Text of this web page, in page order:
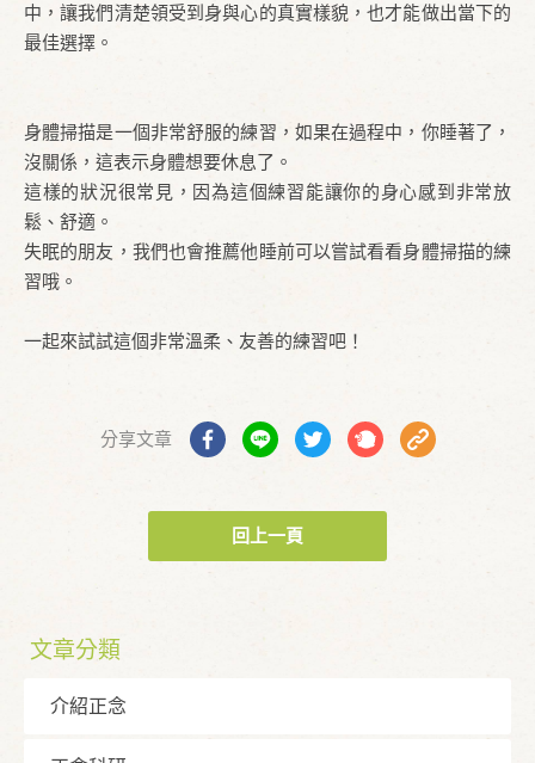
中，讓我們清楚領受到身與心的真實樣貌，也才能做出當下的
最佳選擇。
身體掃描是一個非常舒服的練習，如果在過程中，你睡著了，
沒關係，這表示身體想要休息了。
這樣的狀況很常見，因為這個練習能讓你的身心感到非常放
鬆、舒適。
失眠的朋友，我們也會推薦他睡前可以嘗試看看身體掃描的練
習哦。
一起來試試這個非常溫柔、友善的練習吧！
分享文章
回上一頁
文章分類
介紹正念